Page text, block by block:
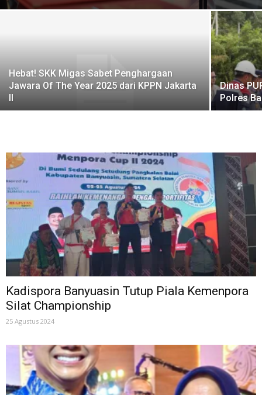
Hebat! SKK Migas Sabet Penghargaan
Jawara Of The Year 2025 dari KPPN Jakarta
Dinas
Polres
Kadispora Banyuasin Tutup Piala Kemenpora
Silat Championship
25 Agustus 2024